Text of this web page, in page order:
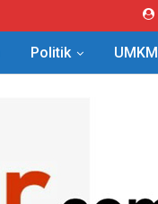
Politik UMKM